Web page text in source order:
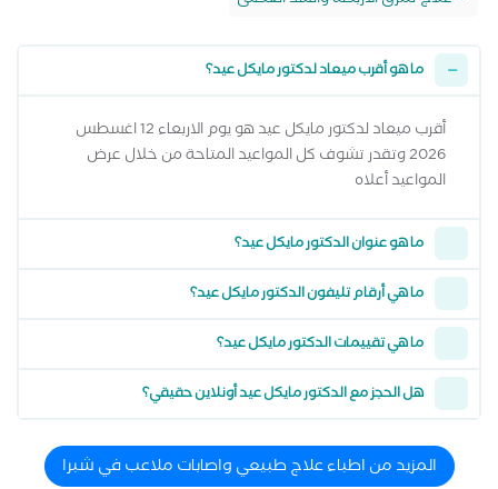
ما هو أقرب ميعاد لدكتور مايكل عيد؟
أقرب ميعاد لدكتور مايكل عيد هو يوم الاربعاء 12 اغسطس
2026 وتقدر تشوف كل المواعيد المتاحة من خلال عرض
المواعيد أعلاه
ما هو عنوان الدكتور مايكل عيد؟
ما هي أرقام تليفون الدكتور مايكل عيد؟
ما هي تقييمات الدكتور مايكل عيد؟
هل الحجز مع الدكتور مايكل عيد أونلاين حقيقي؟
المزيد من اطباء علاج طبيعي واصابات ملاعب في شبرا